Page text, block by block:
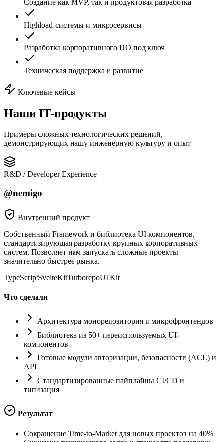
Создание как MVP, так и продуктовая разработка
Highload-системы и микросервисы
Разработка корпоративного ПО под ключ
Техническая поддержка и развитие
Ключевые кейсы
Наши IT-продукты
Примеры сложных технологических решений,
демонстрирующих нашу инженерную культуру и опыт
R&D / Developer Experience
@nemigo
Внутренний продукт
Собственный Framework и библиотека UI-компонентов,
стандартизирующая разработку крупных корпоративных
систем. Позволяет нам запускать сложные проекты
значительно быстрее рынка.
TypeScriptSvelteKitTurborepoUI Kit
Что сделали
Архитектура монорепозитория и микрофронтендов
Библиотека из 50+ переиспользуемых UI-
компонентов
Готовые модули авторизации, безопасности (ACL) и
API
Стандартизированные пайплайны CI/CD и
типизация
Результат
Сокращение Time-to-Market для новых проектов на 40%